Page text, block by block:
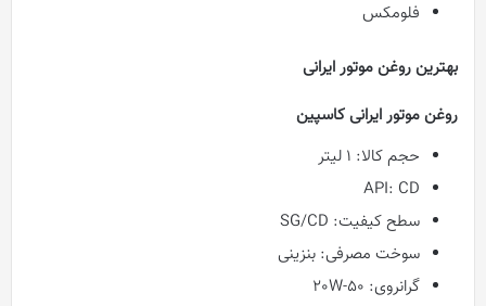
فلومکس
بهترین روغن موتور ایرانی
روغن موتور ایرانی کاسپین
حجم کالا: 1 لیتر
API: CD
سطح کیفیت: SG/CD
سوخت مصرفی: بنزینی
گرانروی: 20W-50